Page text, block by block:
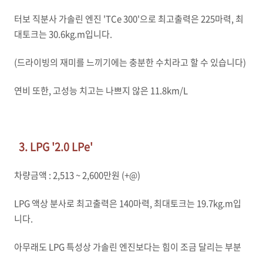
터보 직분사 가솔린 엔진 'TCe 300'으로 최고출력은 225마력, 최
대토크는 30.6kg.m입니다.
(드라이빙의 재미를 느끼기에는 충분한 수치라고 할 수 있습니다)
연비 또한, 고성능 치고는 나쁘지 않은 11.8km/L
3. LPG '2.0 LPe'
차량금액 : 2,513 ~ 2,600만원 (+@)
LPG 액상 분사로 최고출력은 140마력, 최대토크는 19.7kg.m입
니다.
아무래도 LPG 특성상 가솔린 엔진보다는 힘이 조금 달리는 부분